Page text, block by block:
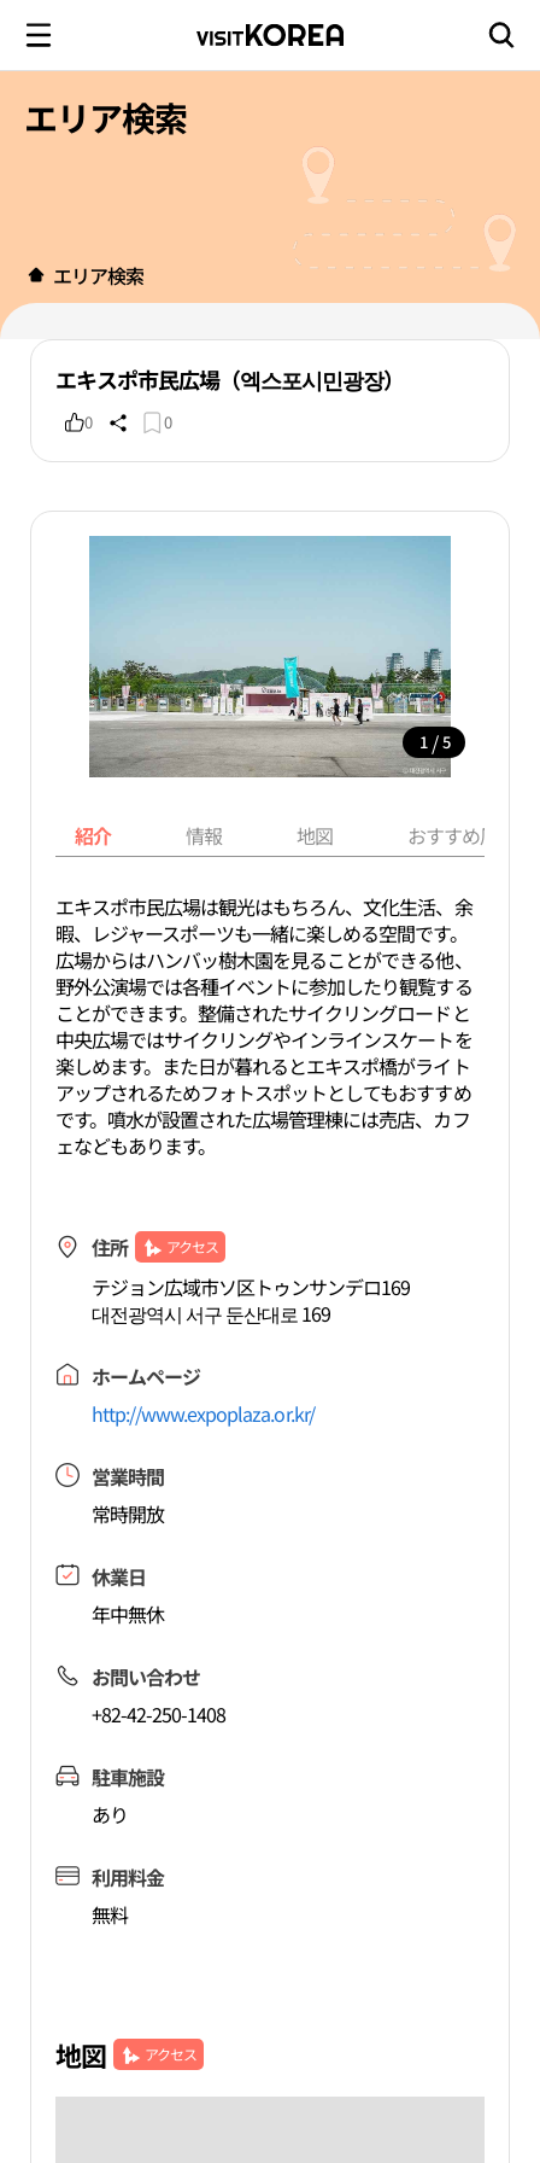
エリア検索
エリア検索
エキスポ市民広場（엑스포시민광장）
0 0
1 / 5
紹介 情報 地図 おすすめ周辺
エキスポ市民広場は観光はもちろん、文化生活、余
暇、レジャースポーツも一緒に楽しめる空間です。
広場からはハンバッ樹木園を見ることができる他、
野外公演場では各種イベントに参加したり観覧する
ことができます。整備されたサイクリングロードと
中央広場ではサイクリングやインラインスケートを
楽しめます。また日が暮れるとエキスポ橋がライト
アップされるためフォトスポットとしてもおすすめ
です。噴水が設置された広場管理棟には売店、カフ
ェなどもあります。
住所 アクセス
テジョン広域市ソ区トゥンサンデロ169
대전광역시 서구 둔산대로 169
ホームページ
http://www.expoplaza.or.kr/
営業時間
常時開放
休業日
年中無休
お問い合わせ
+82-42-250-1408
駐車施設
あり
利用料金
無料
地図 アクセス